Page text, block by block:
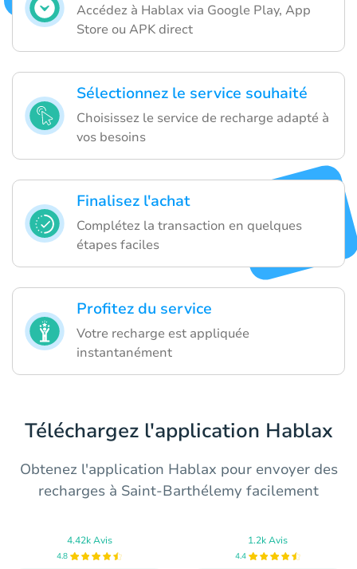
Accédez à Hablax via Google Play, App
Store ou APK direct
Sélectionnez le service souhaité
Choisissez le service de recharge adapté à
vos besoins
Finalisez l'achat
Complétez la transaction en quelques
étapes faciles
Profitez du service
Votre recharge est appliquée
instantanément
Téléchargez l'application Hablax
Obtenez l'application Hablax pour envoyer des
recharges à Saint-Barthélemy facilement
4.42k Avis
4.8
1.2k Avis
4.4